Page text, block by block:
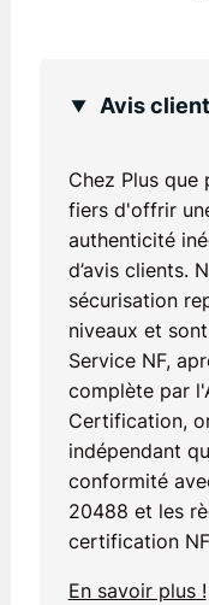
Avis
Chez Plus que
fiers d'offrir
authenticité
d’avis clients.
sécurisation
niveaux et
Service NF,
complète par
Certification,
indépendant
conformité
20488 et les
certification
En savoir plus !